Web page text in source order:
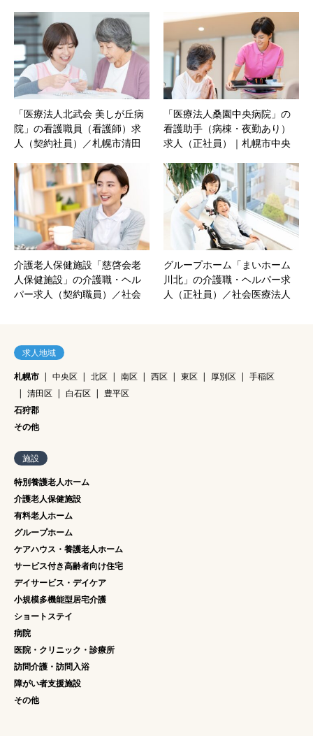
海道
区‐北海道
「医療法人北武会 美しが丘病
院」の看護職員（看護師）求
人（契約社員）／札幌市清田
「医療法人桑園中央病院」の
看護助手（病棟・夜勤あり）
求人（正社員）｜札幌市中央
介護老人保健施設「慈啓会老
人保健施設」の介護職・ヘル
パー求人（契約職員）／社会
グループホーム「まいホーム
川北」の介護職・ヘルパー求
人（正社員）／社会医療法人
求人地域
札幌市
中央区 北区 南区 西区 東区 厚別区
手稲区
清田区
白石区
豊平区
石狩郡
その他
施設
特別養護老人ホーム
介護老人保健施設
有料老人ホーム
グループホーム
ケアハウス・養護老人ホーム
サービス付き高齢者向け住宅
デイサービス・デイケア
小規模多機能型居宅介護
ショートステイ
病院
医院・クリニック・診療所
訪問介護・訪問入浴
障がい者支援施設
その他